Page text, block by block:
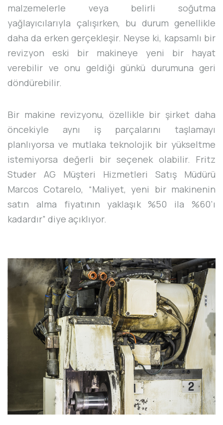
malzemelerle veya belirli soğutma
yağlayıcılarıyla çalışırken, bu durum genellikle
daha da erken gerçekleşir. Neyse ki, kapsamlı bir
revizyon eski bir makineye yeni bir hayat
verebilir ve onu geldiği günkü durumuna geri
döndürebilir.
Bir makine revizyonu, özellikle bir şirket daha
öncekiyle aynı iş parçalarını taşlamayı
planlıyorsa ve mutlaka teknolojik bir yükseltme
istemiyorsa değerli bir seçenek olabilir. Fritz
Studer AG Müşteri Hizmetleri Satış Müdürü
Marcos Cotarelo, “Maliyet, yeni bir makinenin
satın alma fiyatının yaklaşık %50 ila %60’ı
kadardır” diye açıklıyor.